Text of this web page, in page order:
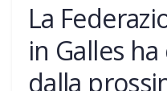
La
in Galles
dalla